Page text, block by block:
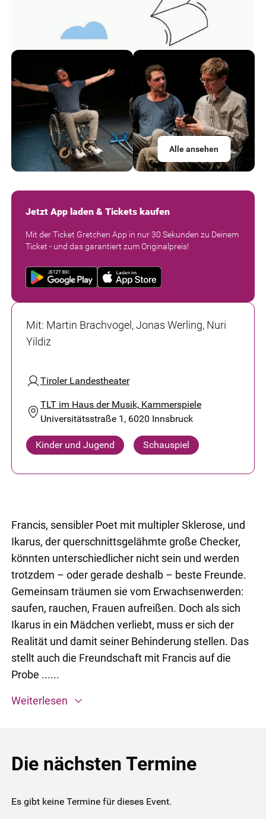
Alle ansehen
Jetzt App laden & Tickets kaufen
Mit der Ticket Gretchen App in nur 30 Sekunden zu Deinem
Ticket - und das garantiert zum Originalpreis!
Mit: Martin Brachvogel, Jonas Werling, Nuri
Yildiz
Tiroler Landestheater
TLT im Haus der Musik, Kammerspiele
Universitätsstraße 1, 6020 Innsbruck
Kinder und Jugend Schauspiel
Francis, sensibler Poet mit multipler Sklerose, und
Ikarus, der querschnittsgelähmte große Checker,
könnten unterschiedlicher nicht sein und werden
trotzdem – oder gerade deshalb – beste Freunde.
Gemeinsam träumen sie vom Erwachsenwerden:
saufen, rauchen, Frauen aufreißen. Doch als sich
Ikarus in ein Mädchen verliebt, muss er sich der
Realität und damit seiner Behinderung stellen. Das
stellt auch die Freundschaft mit Francis auf die
Probe ......
Weiterlesen
Die nächsten Termine
Es gibt keine Termine für dieses Event.